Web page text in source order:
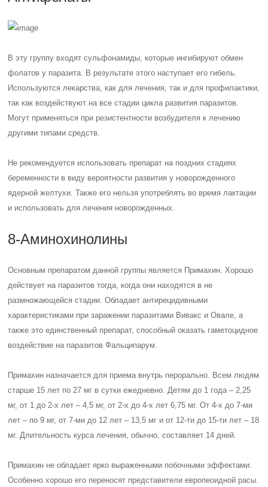
В эту группу входят сульфонамиды, которые ингибируют обмен
фолатов у паразита. В результате этого наступает его гибель.
Используются лекарства, как для лечения, так и для профилактики,
так как воздействуют на все стадии цикла развития паразитов.
Могут применяться при резистентности возбудителя к лечению
другими типами средств.
Не рекомендуется использовать препарат на поздних стадиях
беременности в виду вероятности развития у новорожденного
ядерной желтухи. Также его нельзя употреблять во время лактации
и использовать для лечения новорожденных.
8-Аминохинолины
Основным препаратом данной группы является Примахин. Хорошо
действует на паразитов тогда, когда они находятся в не
размножающейся стадии. Обладает антирецидивными
характеристиками при заражении паразитами Вивакс и Овале, а
также это единственный препарат, способный оказать гаметоцидное
воздействие на паразитов Фальципарум.
Примахин назначается для приема внутрь перорально. Всем людям
старше 15 лет по 27 мг в сутки ежедневно. Детям до 1 года – 2,25
мг, от 1 до 2-х лет – 4,5 мг, от 2-х до 4-х лет 6,75 мг. От 4-х до 7-ми
лет – по 9 мг, от 7-ми до 12 лет – 13,5 мг и от 12-ти до 15-ти лет – 18
мг. Длительность курса лечения, обычно, составляет 14 дней.
Примахин не обладает ярко выраженными побочными эффектами.
Особенно хорошо его переносят представители европеоидной расы.